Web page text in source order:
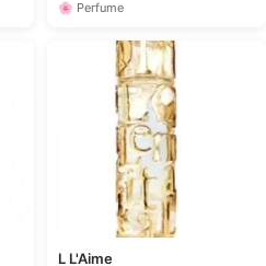
🌸 Perfume
L L'Aime